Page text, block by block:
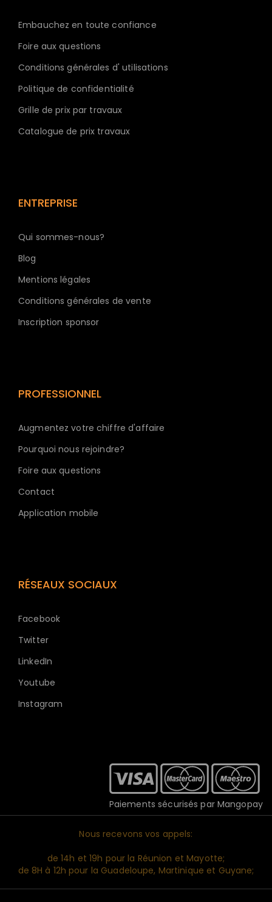
Embauchez en toute confiance
Foire aux questions
Conditions générales d' utilisations
Politique de confidentialité
Grille de prix par travaux
Catalogue de prix travaux
ENTREPRISE
Qui sommes-nous?
Blog
Mentions légales
Conditions générales de vente
Inscription sponsor
PROFESSIONNEL
Augmentez votre chiffre d'affaire
Pourquoi nous rejoindre?
Foire aux questions
Contact
Application mobile
RÉSEAUX SOCIAUX
Facebook
Twitter
LinkedIn
Youtube
Instagram
Paiements sécurisés par Mangopay
Nous recevons vos appels:
de 14h et 19h pour la Réunion et Mayotte;
de 8H à 12h pour la Guadeloupe, Martinique et Guyane;